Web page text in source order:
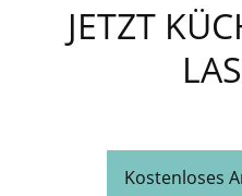
JETZT
Kostenloses